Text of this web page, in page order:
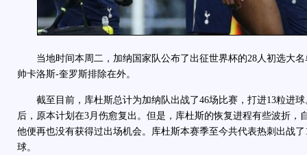
当地时间本周二，加纳国家队公布了出征世界杯的28人初选大名
帅卡洛斯-奎罗斯排除在外。
截至目前，库杜斯总计为加纳队出战了46场比赛，打进13粒进球
后，原本计划在3月伤愈复出。但是，库杜斯的恢复进程有些波折，
他便再也没有获得过出场机会。库杜斯本赛季至今共代表热刺出战
球。